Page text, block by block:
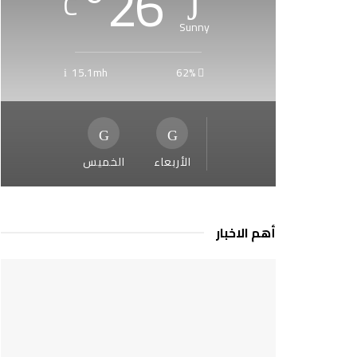
Sunny
62%
15.1mh
الأربعاء الخميس
أهم الاخبار